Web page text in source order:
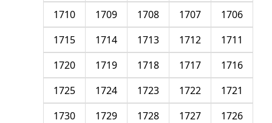
1706
1707
1708
1709
1710
1711
1712
1713
1714
1715
1716
1717
1718
1719
1720
1721
1722
1723
1724
1725
1726
1727
1728
1729
1730